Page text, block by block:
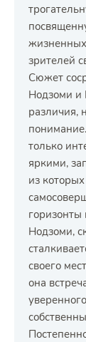
жизненных
зрителей
Сюжет
Нодзоми и
различия,
только
яркими,
из
горизонты
Нодзоми,
своего
она